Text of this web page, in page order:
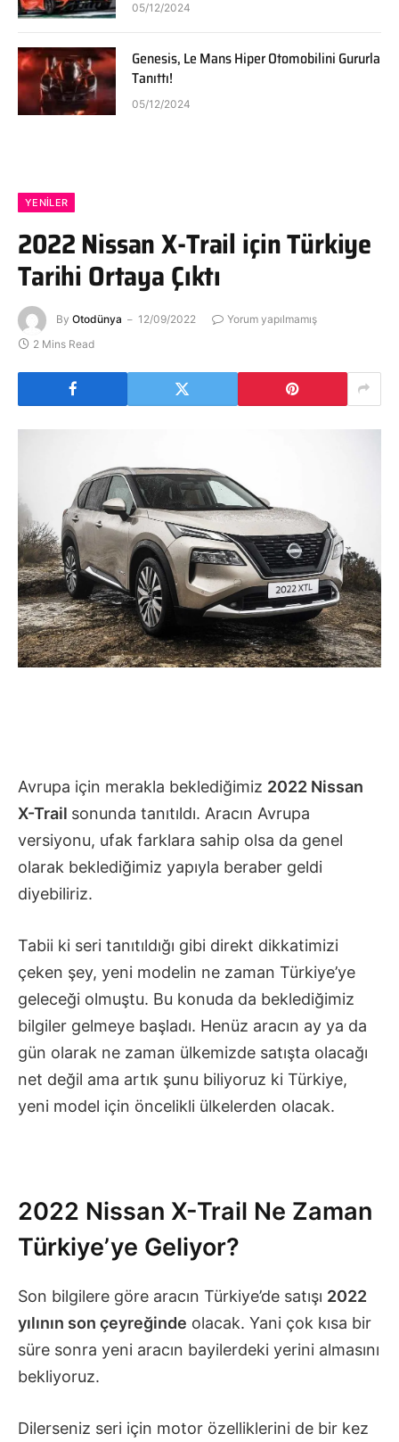
05/12/2024
Genesis, Le Mans Hiper Otomobilini Gururla
Tanıttı!
05/12/2024
YENILER
2022 Nissan X-Trail için Türkiye
Tarihi Ortaya Çıktı
By Otodünya 12/09/2022
Yorum yapılmamış
2 Mins Read
Avrupa için merakla beklediğimiz 2022 Nissan
X-Trail sonunda tanıtıldı. Aracın Avrupa
versiyonu, ufak farklara sahip olsa da genel
olarak beklediğimiz yapıyla beraber geldi
diyebiliriz.
Tabii ki seri tanıtıldığı gibi direkt dikkatimizi
çeken şey, yeni modelin ne zaman Türkiye’ye
geleceği olmuştu. Bu konuda da beklediğimiz
bilgiler gelmeye başladı. Henüz aracın ay ya da
gün olarak ne zaman ülkemizde satışta olacağı
net değil ama artık şunu biliyoruz ki Türkiye,
yeni model için öncelikli ülkelerden olacak.
2022 Nissan X-Trail Ne Zaman
Türkiye’ye Geliyor?
Son bilgilere göre aracın Türkiye’de satışı 2022
yılının son çeyreğinde olacak. Yani çok kısa bir
süre sonra yeni aracın bayilerdeki yerini almasını
bekliyoruz.
Dilerseniz seri için motor özelliklerini de bir kez